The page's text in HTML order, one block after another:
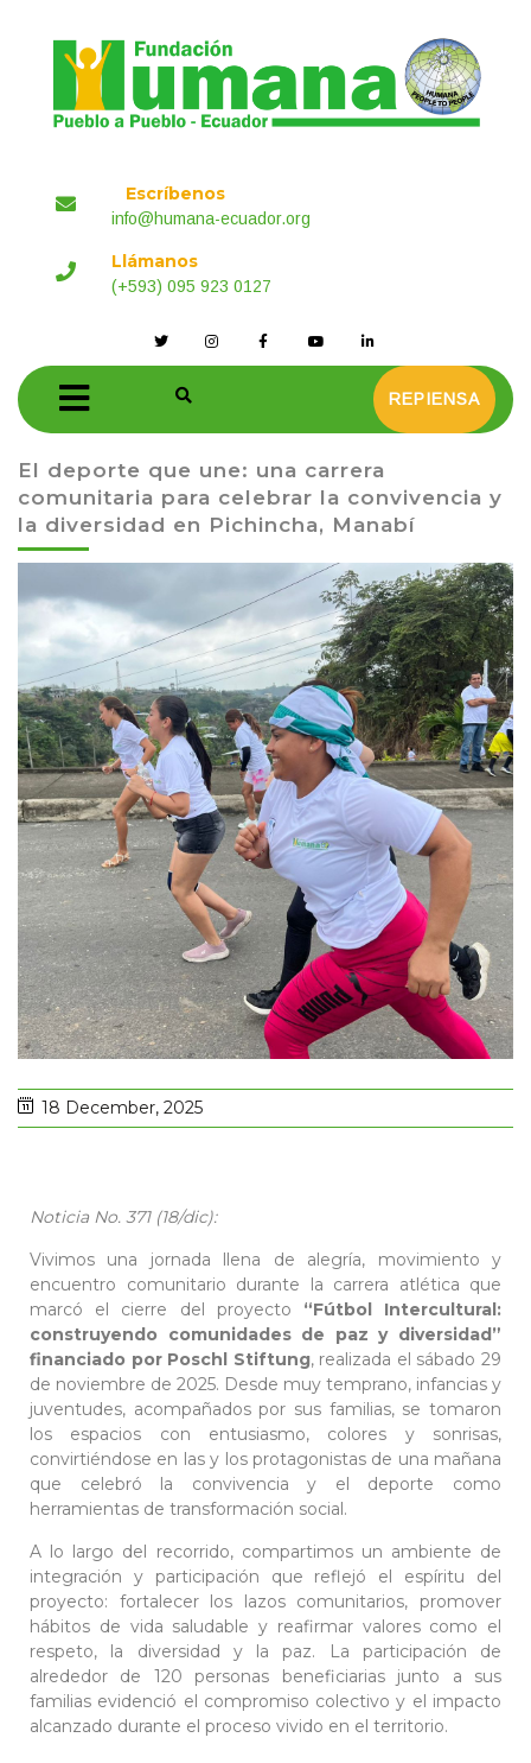
Escríbenos
info@humana-ecuador.org
Llámanos
(+593) 095 923 0127
REPIENSA
El deporte que une: una carrera
comunitaria para celebrar la convivencia y
la diversidad en Pichincha, Manabí
18 December, 2025
Noticia No. 371 (18/dic):
Vivimos una jornada llena de alegría, movimiento y
encuentro comunitario durante la carrera atlética que
marcó el cierre del proyecto “Fútbol Intercultural:
construyendo comunidades de paz y diversidad”
financiado por Poschl Stiftung, realizada el sábado 29
de noviembre de 2025. Desde muy temprano, infancias y
juventudes, acompañados por sus familias, se tomaron
los espacios con entusiasmo, colores y sonrisas,
convirtiéndose en las y los protagonistas de una mañana
que celebró la convivencia y el deporte como
herramientas de transformación social.
A lo largo del recorrido, compartimos un ambiente de
integración y participación que reflejó el espíritu del
proyecto: fortalecer los lazos comunitarios, promover
hábitos de vida saludable y reafirmar valores como el
respeto, la diversidad y la paz. La participación de
alrededor de 120 personas beneficiarias junto a sus
familias evidenció el compromiso colectivo y el impacto
alcanzado durante el proceso vivido en el territorio.